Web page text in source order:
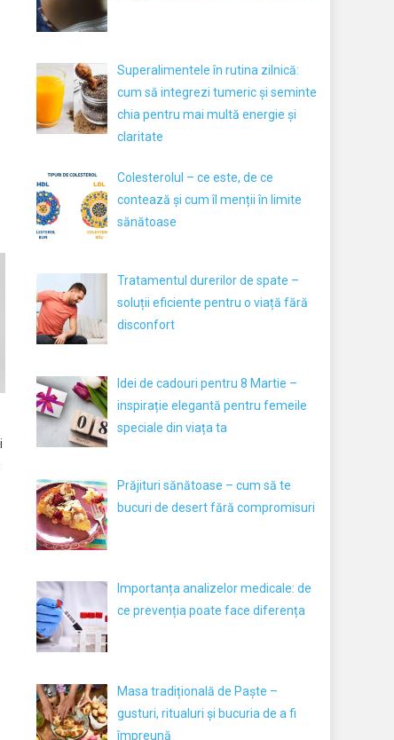
Superalimentele în rutina zilnică:
cum să integrezi tumeric și seminte
chia pentru mai multă energie și
claritate
Colesterolul – ce este, de ce
contează și cum îl menții în limite
sănătoase
Tratamentul durerilor de spate –
soluții eficiente pentru o viață fără
disconfort
Idei de cadouri pentru 8 Martie –
inspirație elegantă pentru femeile
speciale din viața ta
Prăjituri sănătoase – cum să te
bucuri de desert fără compromisuri
Importanța analizelor medicale: de
ce prevenția poate face diferența
Masa tradițională de Paște –
gusturi, ritualuri și bucuria de a fi
împreună